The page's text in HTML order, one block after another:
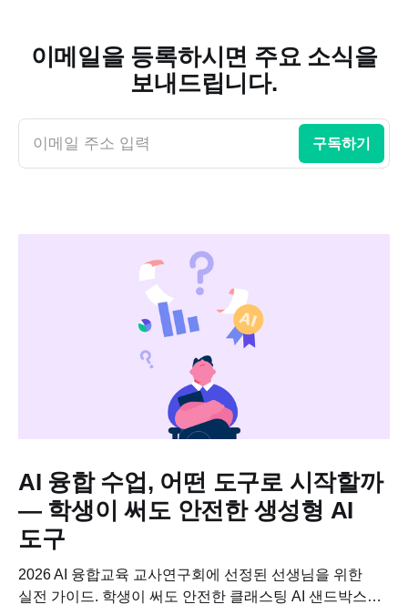
이메일을 등록하시면 주요 소식을
보내드립니다.
이메일 주소 입력 구독하기
AI 융합 수업, 어떤 도구로 시작할까
— 학생이 써도 안전한 생성형 AI
도구
2026 AI 융합교육 교사연구회에 선정된 선생님을 위한
실전 가이드. 학생이 써도 안전한 클래스팅 AI 샌드박스로